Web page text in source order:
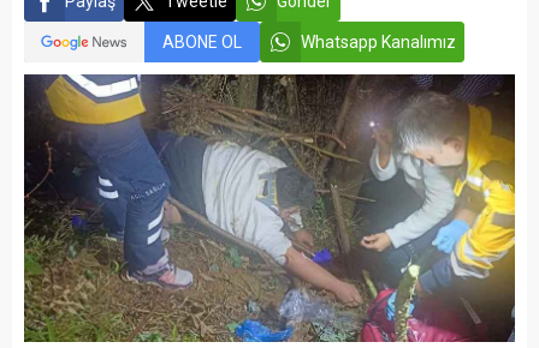
ABONE OL Whatsapp Kanalımız